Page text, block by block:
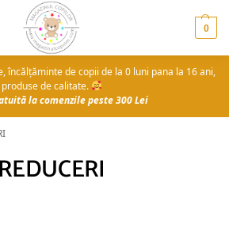
0
încălțăminte de copii de la 0 luni pana la 16 ani,
produse de calitate.
la comenzile peste 300 Lei
REDUCERI